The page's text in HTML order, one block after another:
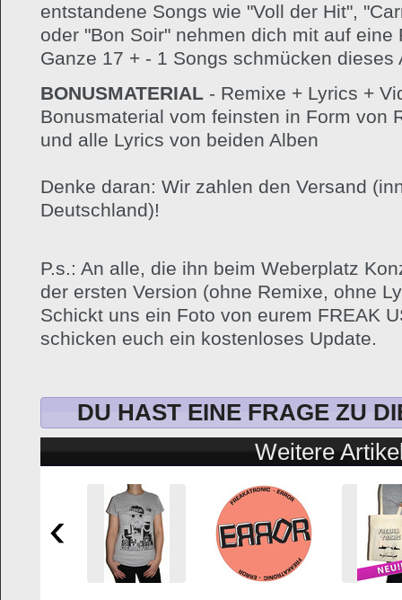
entstandene Songs wie "Voll der Hit",
oder "Bon Soir" nehmen dich mit auf eine
Ganze 17 + - 1 Songs schmücken dieses
BONUSMATERIAL - Remixe + Lyrics +
Bonusmaterial vom feinsten in Form von
und alle Lyrics von beiden Alben
Denke daran: Wir zahlen den Versand
Deutschland)!
P.s.: An alle, die ihn beim Weberplatz
der ersten Version (ohne Remixe, ohne
Schickt uns ein Foto von eurem FREAK
schicken euch ein kostenloses Update.
DU HAST EINE FRAGE ZU
Weitere